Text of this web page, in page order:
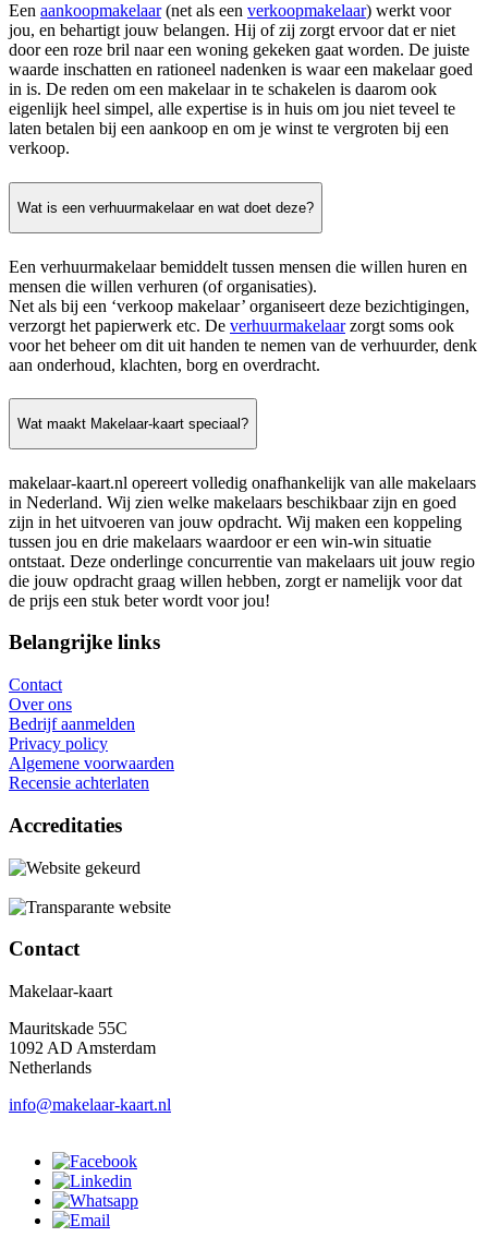
Een aankoopmakelaar(net als een verkoopmakelaar) werkt voor
jou, en behartigt jouw belangen. Hij of zij zorgt ervoor dat er niet
door een roze bril naar een woning gekeken gaat worden. De juiste
waarde inschatten en rationeel nadenken is waar een makelaar goed
in is. De reden om een makelaar in te schakelen is daarom ook
eigenlijk heel simpel, alle expertise is in huis om jou niet teveel te
laten betalen bij een aankoop en om je winst te vergroten bij een
verkoop.
Wat is een verhuurmakelaar en wat doet deze?
Een verhuurmakelaar bemiddelt tussen mensen die willen huren en
mensen die willen verhuren (of organisaties).
Net als bij een ‘verkoop makelaar’ organiseert deze bezichtigingen,
verzorgt het papierwerk etc. De verhuurmakelaarzorgt soms ook
voor het beheer om dit uit handen te nemen van de verhuurder, denk
aan onderhoud, klachten, borg en overdracht.
Wat maakt Makelaar-kaart speciaal?
makelaar-kaart.nl opereert volledig onafhankelijk van alle makelaars
in Nederland. Wij zien welke makelaars beschikbaar zijn en goed
zijn in het uitvoeren van jouw opdracht. Wij maken een koppeling
tussen jou en drie makelaars waardoor er een win-win situatie
ontstaat. Deze onderlinge concurrentie van makelaars uit jouw regio
die jouw opdracht graag willen hebben, zorgt er namelijk voor dat
de prijs een stuk beter wordt voor jou!
Belangrijke links
Contact
Over ons
Bedrijf aanmelden
Privacy policy
Algemene voorwaarden
Recensie achterlaten
Accreditaties
Contact
Makelaar-kaart
Mauritskade 55C
1092 AD Amsterdam
Netherlands
info@makelaar-kaart.nl